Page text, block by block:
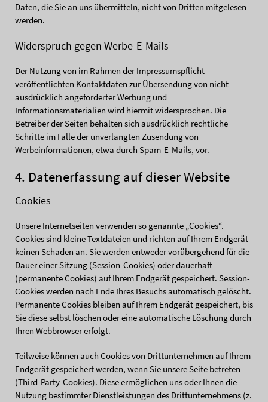
Daten, die Sie an uns übermitteln, nicht von Dritten mitgelesen
werden.
Widerspruch gegen Werbe-E-Mails
Der Nutzung von im Rahmen der Impressumspflicht
veröffentlichten Kontaktdaten zur Übersendung von nicht
ausdrücklich angeforderter Werbung und
Informationsmaterialien wird hiermit widersprochen. Die
Betreiber der Seiten behalten sich ausdrücklich rechtliche
Schritte im Falle der unverlangten Zusendung von
Werbeinformationen, etwa durch Spam-E-Mails, vor.
4. Datenerfassung auf dieser Website
Cookies
Unsere Internetseiten verwenden so genannte „Cookies“.
Cookies sind kleine Textdateien und richten auf Ihrem Endgerät
keinen Schaden an. Sie werden entweder vorübergehend für die
Dauer einer Sitzung (Session-Cookies) oder dauerhaft
(permanente Cookies) auf Ihrem Endgerät gespeichert. Session-
Cookies werden nach Ende Ihres Besuchs automatisch gelöscht.
Permanente Cookies bleiben auf Ihrem Endgerät gespeichert, bis
Sie diese selbst löschen oder eine automatische Löschung durch
Ihren Webbrowser erfolgt.
Teilweise können auch Cookies von Drittunternehmen auf Ihrem
Endgerät gespeichert werden, wenn Sie unsere Seite betreten
(Third-Party-Cookies). Diese ermöglichen uns oder Ihnen die
Nutzung bestimmter Dienstleistungen des Drittunternehmens (z.